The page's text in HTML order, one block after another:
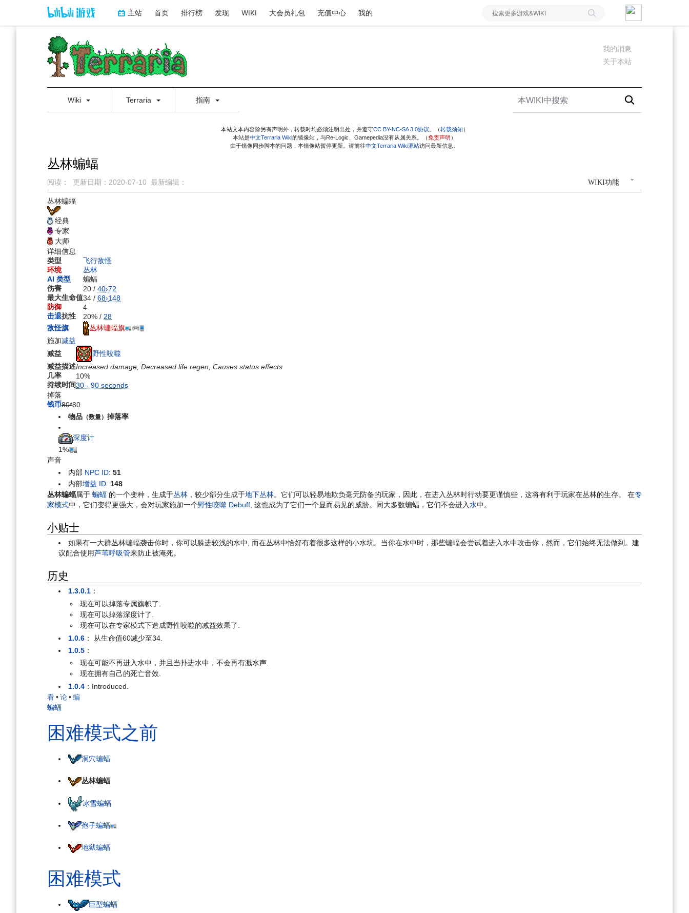
主站 首页 排行榜 发现 WIKI 大会员礼包 充值中心 我的
我的消息
关于本站
Wiki Terraria 指南
本站文本内容除另有声明外，转载时均必须注明出处，并遵守CC BY-NC-SA 3.0协议 。（转载须知 ）
本站是中文Terraria Wiki的镜像站，与Re-Logic、Gamepedia没有从属关系。（免责声明 ）
由于镜像同步脚本的问题，本镜像站暂停更新。请前往中文Terraria Wiki源站访问最新信息。
丛林蝙蝠
WIKI功能
阅读： 更新日期： 2020-07-10 最新编辑：
跳
到
导
航
跳
到
搜
索
丛林蝙蝠
经典
专家
大师
详细信息
类型
飞行敌怪
环境
丛林
AI 类型
蝙蝠
伤害
20 / 40›72
最大生命值34 / 68›148
防御
4
击退抗性 20% / 28
敌怪旗
丛林蝙蝠旗
施加减益
减益
野性咬噬
减益描述Increased damage, Decreased life regen, Causes status effects
几率
10%
持续时间30 - 90 seconds
掉落
钱币80*80
物品 （数量）掉落率
深度计
1%
声音
内部 NPC ID:51
内部增益 ID: 148
丛林蝙蝠属于 蝙蝠 的一个变种，生成于丛林 ，较少部分生成于地下丛林。它们可以轻易地欺负毫无防备的玩家，因此，在进入丛林时行动要更谨慎些，这将有利于玩家在丛林的生存。 在专
家模式中，它们变得更强大，会对玩家施加一个野性咬噬 Debuff , 这也成为了它们一个显而易见的威胁。同大多数蝙蝠，它们不会进入水中。
小贴士
如果有一大群丛林蝙蝠袭击你时，你可以躲进较浅的水中, 而在丛林中恰好有着很多这样的小水坑。当你在水中时，那些蝙蝠会尝试着进入水中攻击你，然而，它们始终无法做到。建
议配合使用芦苇呼吸管来防止被淹死。
历史
1.3.0.1 ：
现在可以掉落专属旗帜了.
现在可以掉落深度计了.
现在可以在专家模式下造成野性咬噬的减益效果了.
1.0.6 ： 从生命值60减少至34.
1.0.5 ：
现在可能不再进入水中，并且当扑进水中，不会再有溅水声.
现在拥有自己的死亡音效.
1.0.4 ：Introduced.
看•论•编
蝙蝠
困难模式之前
洞穴蝙蝠
丛林蝙蝠
冰雪蝙蝠
孢子蝙蝠
地狱蝙蝠
困难模式
巨型蝙蝠